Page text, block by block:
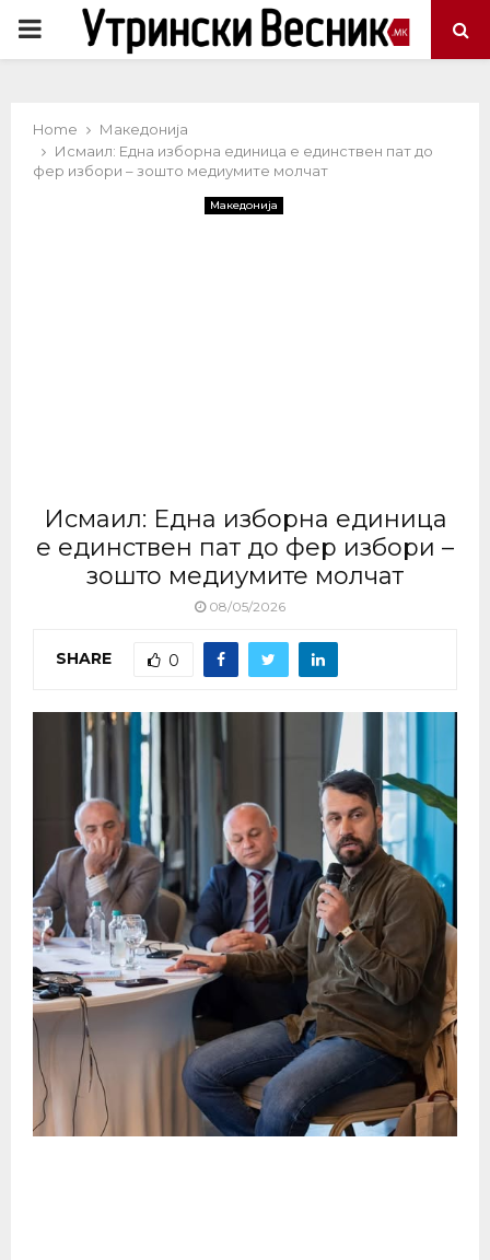
PRIMARY
Home
Македонија
Исмаил: Една изборна единица е единствен пат до
фер избори – зошто медиумите молчат
Македонија
Исмаил: Една изборна единица
е единствен пат до фер избори –
зошто медиумите молчат
08/05/2026
SHARE 0